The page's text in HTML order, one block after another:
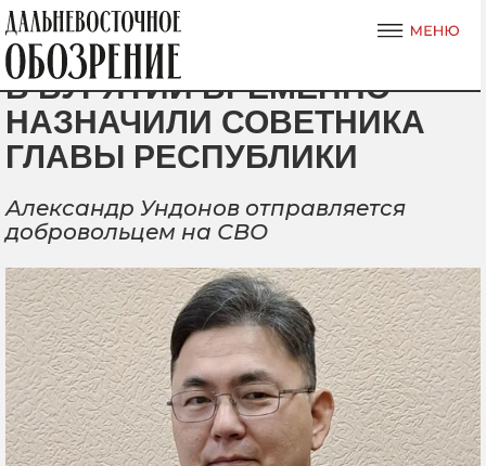
В БУРЯТИИ ВРЕМЕННО
НАЗНАЧИЛИ СОВЕТНИКА
ГЛАВЫ РЕСПУБЛИКИ
Александр Ундонов отправляется
добровольцем на СВО